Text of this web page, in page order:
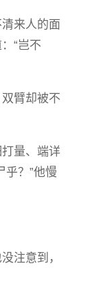
来人的面
“岂不
臂却被不
量、端详
乎？”他慢
注意到，